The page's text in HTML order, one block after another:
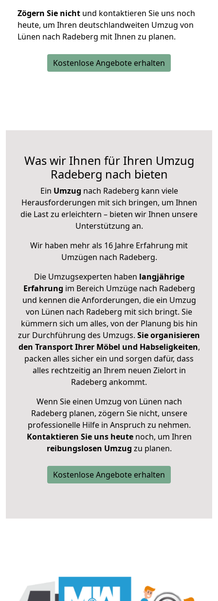
Zögern Sie nicht und kontaktieren Sie uns noch
heute, um Ihren deutschlandweiten Umzug von
Lünen nach Radeberg mit Ihnen zu planen.
Kostenlose Angebote erhalten
Was wir Ihnen für Ihren Umzug
Radeberg nach bieten
Ein Umzug nach Radeberg kann viele
Herausforderungen mit sich bringen, um Ihnen
die Last zu erleichtern – bieten wir Ihnen unsere
Unterstützung an.
Wir haben mehr als 16 Jahre Erfahrung mit
Umzügen nach Radeberg.
Die Umzugsexperten haben langjährige
Erfahrung im Bereich Umzüge nach Radeberg
und kennen die Anforderungen, die ein Umzug
von Lünen nach Radeberg mit sich bringt. Sie
kümmern sich um alles, von der Planung bis hin
zur Durchführung des Umzugs. Sie organisieren
den Transport Ihrer Möbel und Habseligkeiten,
packen alles sicher ein und sorgen dafür, dass
alles rechtzeitig an Ihrem neuen Zielort in
Radeberg ankommt.
Wenn Sie einen Umzug von Lünen nach
Radeberg planen, zögern Sie nicht, unsere
professionelle Hilfe in Anspruch zu nehmen.
Kontaktieren Sie uns heutenoch, um Ihren
reibungslosen Umzug zu planen.
Kostenlose Angebote erhalten